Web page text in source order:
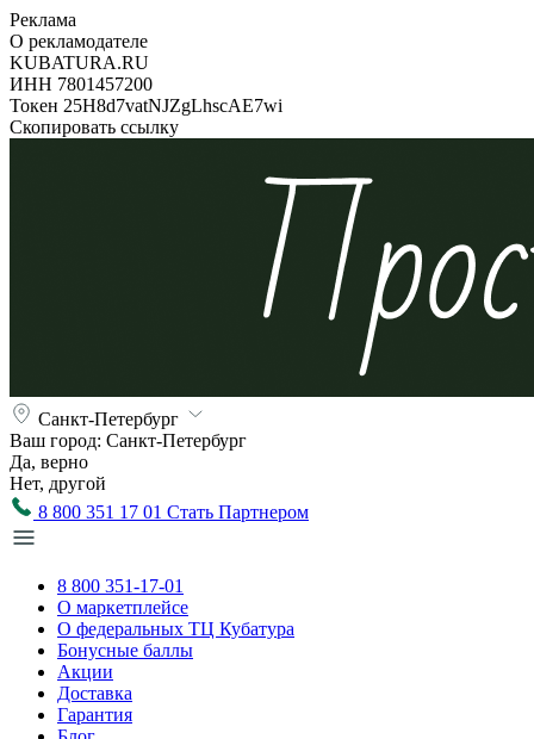
Реклама
О рекламодателе
KUBATURA.RU
ИНН 7801457200
Токен 25H8d7vatNJZgLhscAE7wi
Скопировать ссылку
Санкт-Петербург
Ваш город: Санкт-Петербург
Да, верно
Нет, другой
8 800 351 17 01 Стать Партнером
8 800 351-17-01
О маркетплейсе
О федеральных ТЦ Кубатура
Бонусные баллы
Акции
Доставка
Гарантия